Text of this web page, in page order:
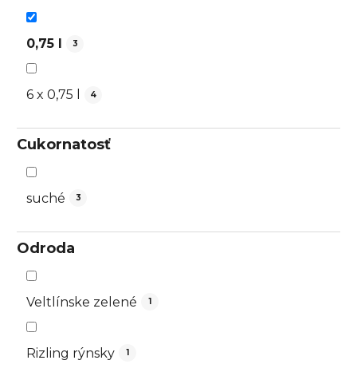
0,75 l 3
6 x 0,75 l 4
Cukornatosť
suché 3
Odroda
Veltlínske zelené 1
Rizling rýnsky 1